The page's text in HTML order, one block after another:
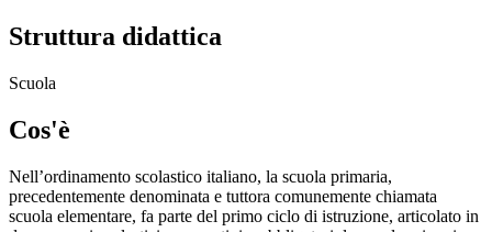
Struttura didattica
Scuola
Cos'è
Nell’ordinamento scolastico italiano, la scuola primaria,
precedentemente denominata e tuttora comunemente chiamata
scuola elementare, fa parte del primo ciclo di istruzione, articolato in